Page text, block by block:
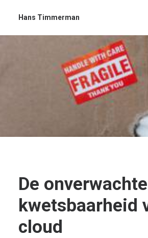
Hans Timmerman
De onverwachte
kwetsbaarheid
cloud